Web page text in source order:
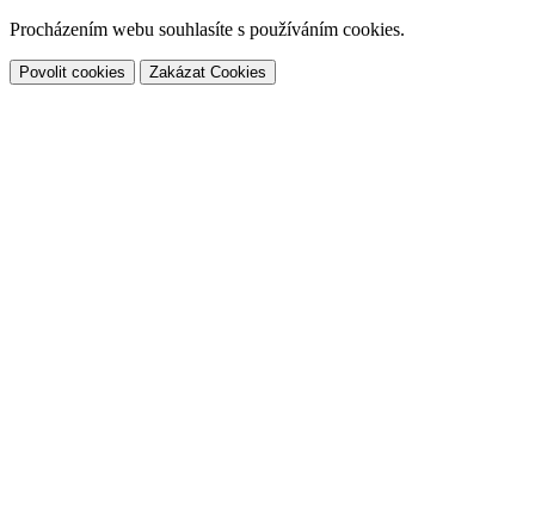
Procházením webu souhlasíte s používáním cookies.
Povolit cookies Zakázat Cookies